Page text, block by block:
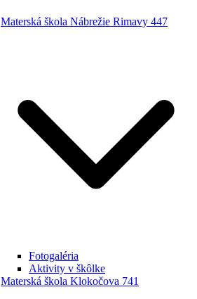
Materská škola Nábrežie Rimavy 447
Fotogaléria
Aktivity v škôlke
Materská škola Klokočova 741